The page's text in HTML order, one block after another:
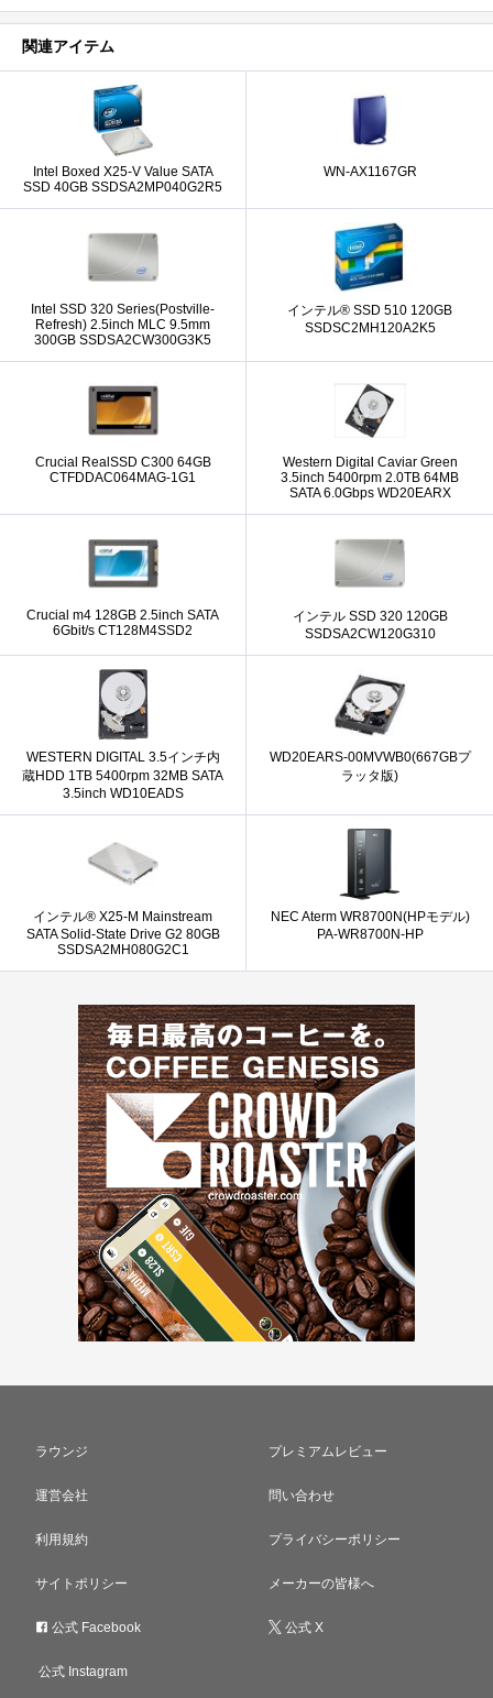
関連アイテム
Intel Boxed X25-V Value SATA
SSD 40GB SSDSA2MP040G2R5
WN-AX1167GR
Intel SSD 320 Series(Postville-
Refresh) 2.5inch MLC 9.5mm
300GB SSDSA2CW300G3K5
インテル® SSD 510 120GB
SSDSC2MH120A2K5
Crucial RealSSD C300 64GB
CTFDDAC064MAG-1G1
Western Digital Caviar Green
3.5inch 5400rpm 2.0TB 64MB
SATA 6.0Gbps WD20EARX
Crucial m4 128GB 2.5inch SATA
6Gbit/s CT128M4SSD2
インテル SSD 320 120GB
SSDSA2CW120G310
WESTERN DIGITAL 3.5インチ内
蔵HDD 1TB 5400rpm 32MB SATA
3.5inch WD10EADS
WD20EARS-00MVWB0(667GBプ
ラッタ版)
インテル® X25-M Mainstream
SATA Solid-State Drive G2 80GB
SSDSA2MH080G2C1
NEC Aterm WR8700N(HPモデル)
PA-WR8700N-HP
ラウンジ プレミアムレビュー
運営会社 問い合わせ
利用規約 プライバシーポリシー
サイトポリシー メーカーの皆様へ
公式 Facebook 公式 X
公式 Instagram